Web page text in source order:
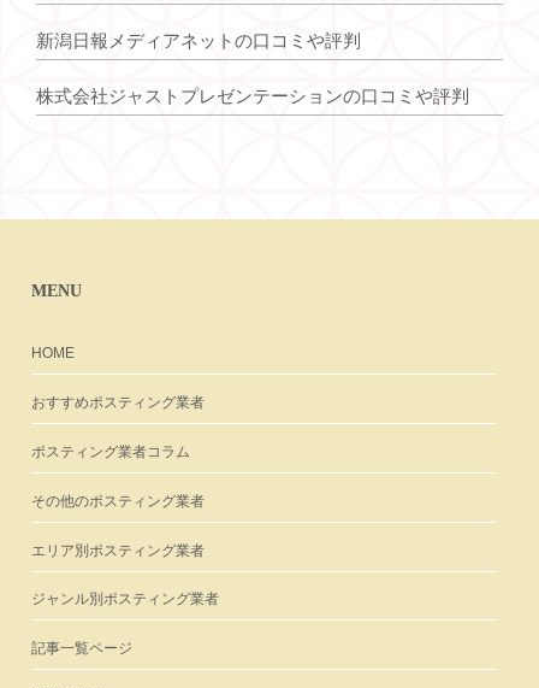
新潟日報メディアネットの口コミや評判
株式会社ジャストプレゼンテーションの口コミや評判
MENU
HOME
おすすめポスティング業者
ポスティング業者コラム
その他のポスティング業者
エリア別ポスティング業者
ジャンル別ポスティング業者
記事一覧ページ